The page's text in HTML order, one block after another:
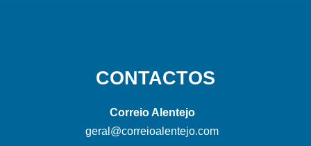
CONTACTOS
Correio Alentejo
geral@correioalentejo.com